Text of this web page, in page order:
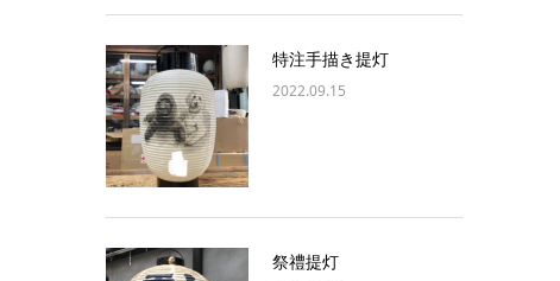
特注手描き提灯
2022.09.15
祭禮提灯